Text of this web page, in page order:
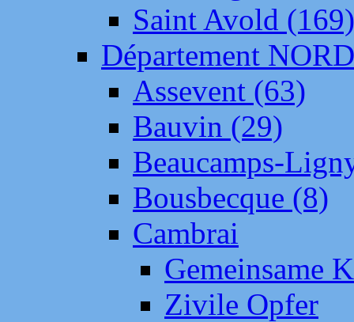
Saint Avold (169)
Département NORD
Assevent (63)
Bauvin (29)
Beaucamps-
Bousbecque (8)
Cambrai
Gemeinsame
Zivile Opfer